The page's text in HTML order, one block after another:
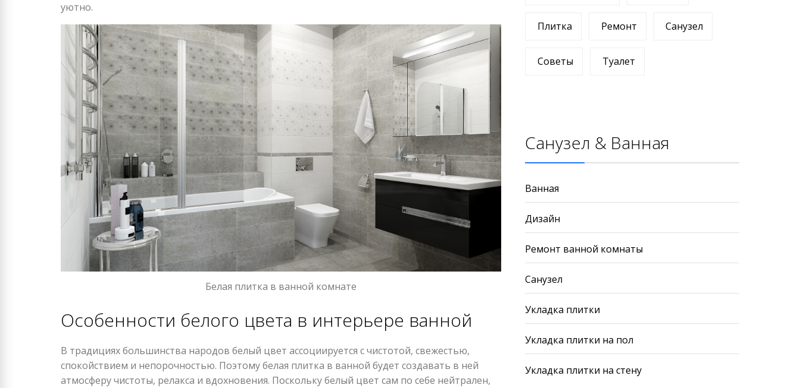
уютно.
Белая плитка в ванной комнате
Особенности белого цвета в интерьере ванной
В традициях большинства народов белый цвет ассоциируется с чистотой, свежестью,
спокойствием и непорочностью. Поэтому белая плитка в ванной будет создавать в ней
атмосферу чистоты, релакса и вдохновения. Поскольку белый цвет сам по себе нейтрален,
Плитка Ремонт Санузел
Советы Туалет
Санузел & Ванная
Ванная
Дизайн
Ремонт ванной комнаты
Санузел
Укладка плитки
Укладка плитки на пол
Укладка плитки на стену